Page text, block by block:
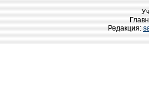
Редакция: